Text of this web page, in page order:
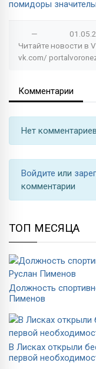
помидоры
—
Читайте новости в
vk.com/
Комментарии
Нет
Войдите или
комментарии
ТОП МЕСЯЦА
Должность
Пименов
В Лисках открыли
первой